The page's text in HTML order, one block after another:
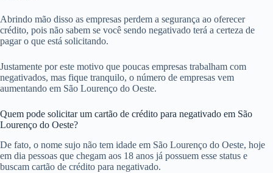
Abrindo mão disso as empresas perdem a segurança ao oferecer
crédito, pois não sabem se você sendo negativado terá a certeza de
pagar o que está solicitando.
Justamente por este motivo que poucas empresas trabalham com
negativados, mas fique tranquilo, o número de empresas vem
aumentando em São Lourenço do Oeste.
Quem pode solicitar um cartão de crédito para negativado em São
Lourenço do Oeste?
De fato, o nome sujo não tem idade em São Lourenço do Oeste, hoje
em dia pessoas que chegam aos 18 anos já possuem esse status e
buscam cartão de crédito para negativado.